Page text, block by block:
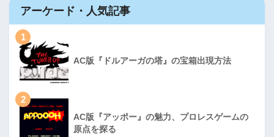
アーケード・人気記事
1
AC版『ドルアーガの塔』の宝箱出現方法
2
AC版『アッポー』の魅力、プロレスゲームの
原点を探る